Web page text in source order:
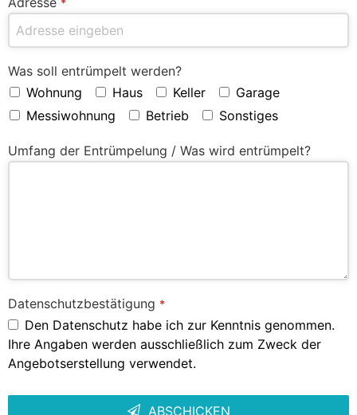
Was soll entrümpelt werden?
Wohnung
Haus Keller
Garage
Messiwohnung
Betrieb Sonstiges
Umfang der Entrümpelung / Was wird entrümpelt?
Datenschutzbestätigung *
Den Datenschutz habe ich zur Kenntnis genommen.
Ihre Angaben werden ausschließlich zum Zweck der
Angebotserstellung verwendet.
ABSCHICKEN